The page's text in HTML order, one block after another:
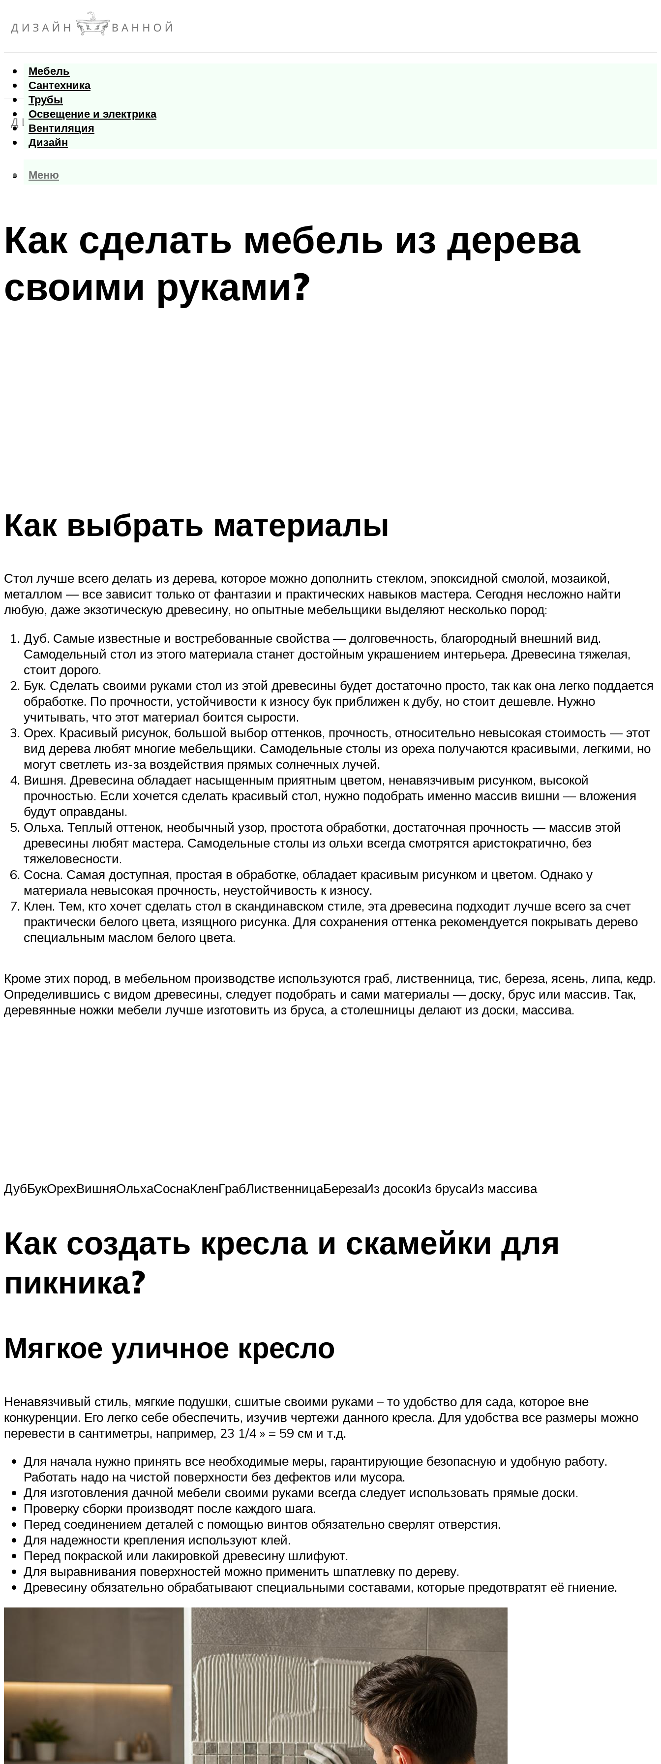
Мебель
Сантехника
Трубы
Освещение и электрика
Вентиляция
Дизайн
Меню
Меню
Как сделать мебель из дерева
своими руками?
Как выбрать материалы
Стол лучше всего делать из дерева, которое можно дополнить стеклом, эпоксидной смолой, мозаикой,
металлом — все зависит только от фантазии и практических навыков мастера. Сегодня несложно найти
любую, даже экзотическую древесину, но опытные мебельщики выделяют несколько пород:
Дуб. Самые известные и востребованные свойства — долговечность, благородный внешний вид.
Самодельный стол из этого материала станет достойным украшением интерьера. Древесина тяжелая,
стоит дорого.
Бук. Сделать своими руками стол из этой древесины будет достаточно просто, так как она легко поддается
обработке. По прочности, устойчивости к износу бук приближен к дубу, но стоит дешевле. Нужно
учитывать, что этот материал боится сырости.
Орех. Красивый рисунок, большой выбор оттенков, прочность, относительно невысокая стоимость — этот
вид дерева любят многие мебельщики. Самодельные столы из ореха получаются красивыми, легкими, но
могут светлеть из-за воздействия прямых солнечных лучей.
Вишня. Древесина обладает насыщенным приятным цветом, ненавязчивым рисунком, высокой
прочностью. Если хочется сделать красивый стол, нужно подобрать именно массив вишни — вложения
будут оправданы.
Ольха. Теплый оттенок, необычный узор, простота обработки, достаточная прочность — массив этой
древесины любят мастера. Самодельные столы из ольхи всегда смотрятся аристократично, без
тяжеловесности.
Сосна. Самая доступная, простая в обработке, обладает красивым рисунком и цветом. Однако у
материала невысокая прочность, неустойчивость к износу.
Клен. Тем, кто хочет сделать стол в скандинавском стиле, эта древесина подходит лучше всего за счет
практически белого цвета, изящного рисунка. Для сохранения оттенка рекомендуется покрывать дерево
специальным маслом белого цвета.
Кроме этих пород, в мебельном производстве используются граб, лиственница, тис, береза, ясень, липа, кедр.
Определившись с видом древесины, следует подобрать и сами материалы — доску, брус или массив. Так,
деревянные ножки мебели лучше изготовить из бруса, а столешницы делают из доски, массива.
ДубБукОрехВишняОльхаСоснаКленГрабЛиственницаБерезаИз досокИз брусаИз массива
Как создать кресла и скамейки для
пикника?
Мягкое уличное кресло
Ненавязчивый стиль, мягкие подушки, сшитые своими руками – то удобство для сада, которое вне
конкуренции. Его легко себе обеспечить, изучив чертежи данного кресла. Для удобства все размеры можно
перевести в сантиметры, например, 23 1/4 » = 59 см и т.д.
Для начала нужно принять все необходимые меры, гарантирующие безопасную и удобную работу.
Работать надо на чистой поверхности без дефектов или мусора.
Для изготовления дачной мебели своими руками всегда следует использовать прямые доски.
Проверку сборки производят после каждого шага.
Перед соединением деталей с помощью винтов обязательно сверлят отверстия.
Для надежности крепления используют клей.
Перед покраской или лакировкой древесину шлифуют.
Для выравнивания поверхностей можно применить шпатлевку по дереву.
Древесину обязательно обрабатывают специальными составами, которые предотвратят её гниение.